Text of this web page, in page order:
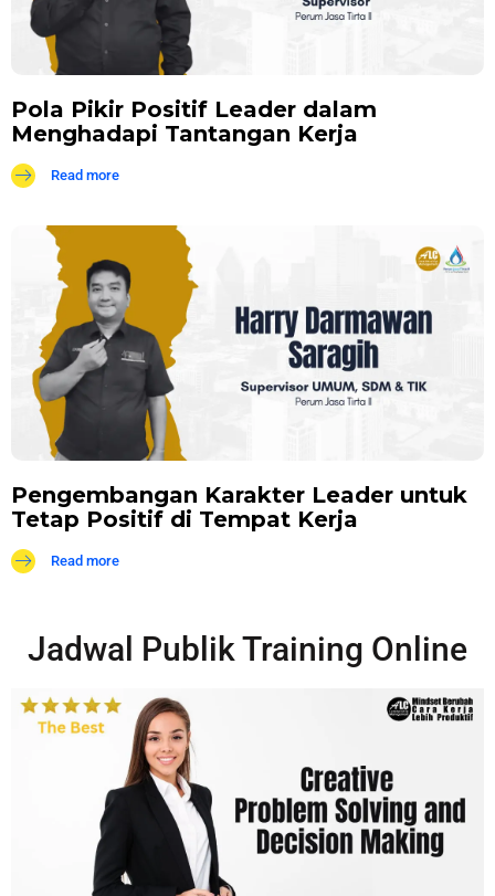
Pola Pikir Positif Leader dalam
Menghadapi Tantangan Kerja
Read more
Pengembangan Karakter Leader untuk
Tetap Positif di Tempat Kerja
Read more
Jadwal Publik Training Online